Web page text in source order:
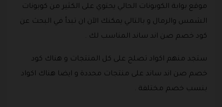
موقع بوابة الكوبونات الحالي يحتوي على الكثير من كوبونات
الشمس والرمال و بالتالي يمكنك الآن ان تبدأ في البحث عن
كود خصم صن اند ساند المناسب لك .
ستجد منهم اكواد تصلح على كل المنتجات و هناك كود
خصم صن اند ساند على منتجات محددة و ايضا هناك اكواد
بنسب خصم مختلفة .